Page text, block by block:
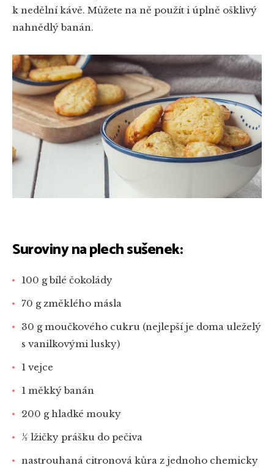
k nedělní kávě. Můžete na ně použít i úplně ošklivý
nahnědlý banán.
Suroviny na plech sušenek:
100 g bílé čokolády
70 g změklého másla
30 g moučkového cukru (nejlepší je doma uleželý
s vanilkovými lusky)
1 vejce
1 měkký banán
200 g hladké mouky
½ lžičky prášku do pečiva
nastrouhaná citronová kůra z jednoho chemicky